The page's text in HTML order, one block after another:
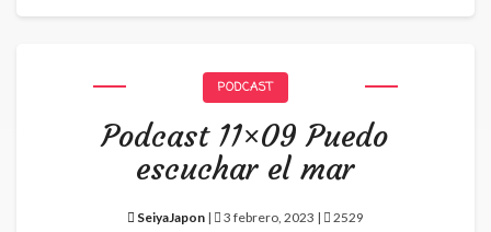
PODCAST
Podcast 11×09 Puedo
escuchar el mar
SeiyaJapon | 3 febrero, 2023 | 2529